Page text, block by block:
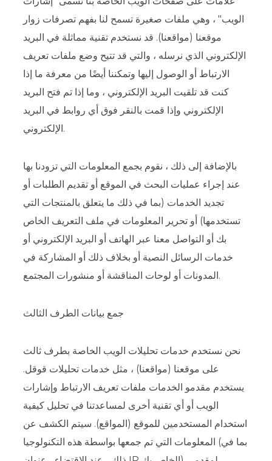
الويب" ، وهي ملفات صغيرة تسمح لنا بفهم تصرفات زوار
موقعنا (مواقعنا). قد نستخدم تقنية مماثلة في البريد
الإلكتروني الذي نرسله ، والتي قد تتيح وضع ملفات تعريف
الارتباط أو الوصول إليها وتمكننا أيضًا من معرفة ما إذا
كنت قد تلقيت البريد الإلكتروني ، وما إذا تم فتح البريد
الإلكتروني وإذا قمت بالنقر فوق أي روابط في البريد
الإلكتروني.
بالإضافة إلى ذلك ، نقوم بجمع المعلومات التي تزودنا بها
عند إجراء عمليات البحث في الموقع أو تقديم الطلبات أو
تجديد الخدمات (بما في ذلك ما يتعلق بالمنتجات التي
تستخدمها) أو تحرير المعلومات في ملف التعريف الخاص
بك أو التواصل معنا عبر الهاتف أو البريد الإلكتروني أو
خدمات الرسائل النصية أو بخلاف ذلك أو المشاركة في
المدونات أو لوحات المناقشة أو منشورات المجتمع.
جمع بيانات الطرف الثالث
نحن نستخدم خدمات تحليلات الويب الخاصة بطرف ثالث
على موقعنا (مواقعنا) ، مثل خدمات تحليلات قوقل.
يستخدم مقدمو الخدمات ملفات تعريف الارتباط وإشارات
الويب أو أي تقنية أخرى لمساعدتنا في تحليل كيفية
استخدام المستخدمين للموقع (المواقع). سيتم الكشف عن
المعلومات التي تم جمعها بواسطة هذه التكنولوجيا (بما في